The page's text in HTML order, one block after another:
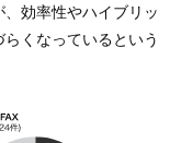
効率性やハイブリッ
くなっているという